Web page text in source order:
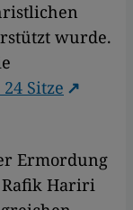
wurde.
Sitze
Ermordung
Hariri